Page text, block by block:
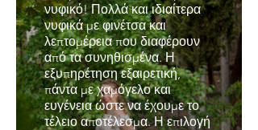
νυφικό! Πολλά και ιδιαίτερα
νυφικά με φινέτσα και
λεπτομέρεια που διαφέρουν
από τα συνηθισμένα. Η
εξυπηρέτηση εξαιρετική,
πάντα με χαμόγελο και
ευγένεια ώστε να έχουμε το
τέλειο αποτέλεσμα. Η επιλογή